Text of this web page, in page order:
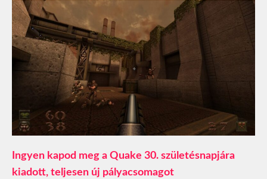
Ingyen kapod meg a Quake 30. születésnapjára
kiadott, teljesen új pályacsomagot